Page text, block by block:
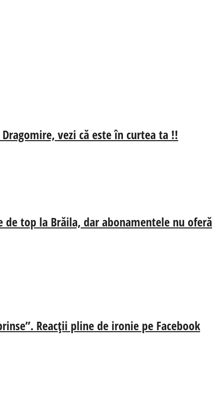
vezi că este în curtea ta !!
de top la Brăila, dar abonamentele nu oferă
Reacții pline de ironie pe Facebook